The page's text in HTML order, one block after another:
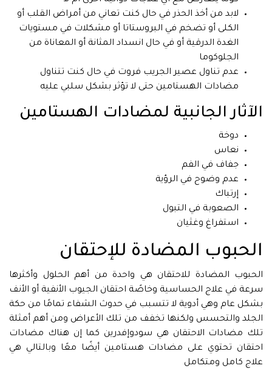
لابد من أخذ الحذر في حال كنت تعاني من أمراض القلب أو
الكلى أو تضخم في البروستاتا أو مشكلات في مستويات
الغدة الدرقية أو في حال انسداد المثانة أو المعاناة من
الجلوكوما
عدم تناول عصير الجريب فروت في حال كنت تتناول
مضادات الهستامين حتى لا تؤثر بشكل سلبي عليه
الآثار الجانبية لمضادات الهستامين
دوخة
نعاس
جفاف في الفم
عدم وضوح في الرؤية
إرتباك
الصعوبة في التبول
استفراغ وغثيان
الحبوب المضادة للإحتقان
الحبوب المضادة للاحتقان هي واحدة من أهم الحلول وأكثرها
سرعة في علاج الحساسية وخاصًة احتقان الجيوب الأنفية أو الأنف
بشكل عام وهي أدوية لا تتسبب في حدوث الشفاء تمامًا من حكة
الجلد والتحسس ولكنها تخفف من تلك الأعراض ومن أهم أمثلة
تلك مضادات الاحتقان هي سودوإفدرين كما إن هناك مضادات
احتقان تحتوي على مضادات هستامين أيضًا معًا وبالتالي هي
علاج كامل ومتكامل